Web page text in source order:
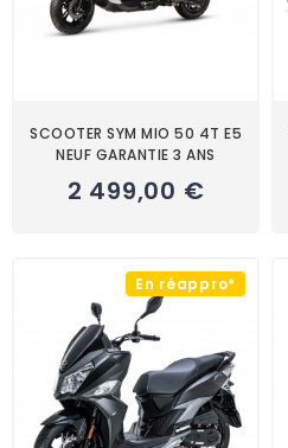
SCOOTER SYM MIO 50 4T E5
NEUF GARANTIE 3 ANS
2 499,00 €
En réappro*